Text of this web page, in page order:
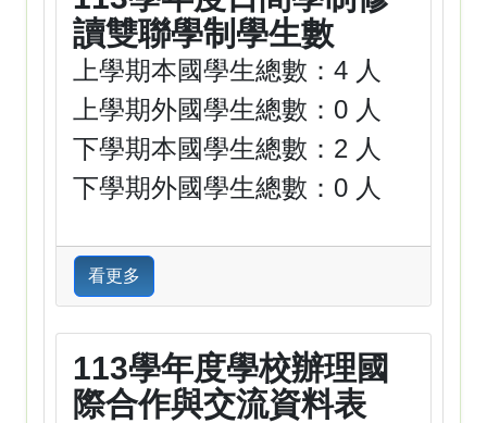
讀雙聯學制學生數
上學期本國學生總數：4 人
上學期外國學生總數：0 人
下學期本國學生總數：2 人
下學期外國學生總數：0 人
看更多
113學年度學校辦理國
際合作與交流資料表